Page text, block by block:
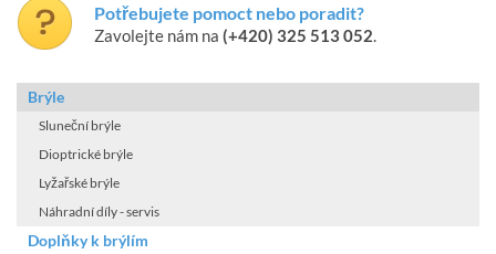
Potřebujete pomoct nebo poradit?
Zavolejte nám na (+420) 325 513 052
Brýle
Sluneční brýle
Dioptrické brýle
Lyžařské brýle
Náhradní díly - servis
Doplňky k brýlím